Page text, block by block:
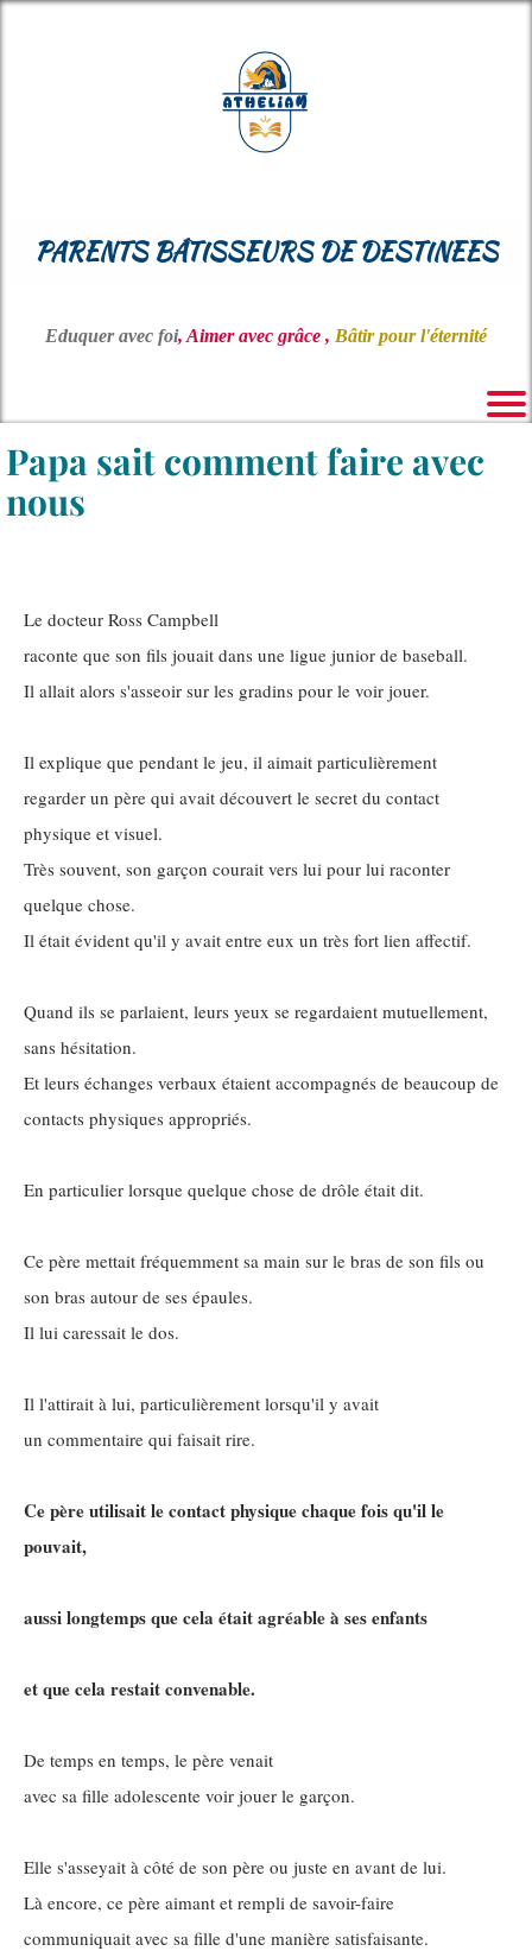
PARENTS BÂTISSEURS DE DESTINEES
Eduquer avec foi, Aimer avec grâce , Bâtir pour l'éternité
Papa sait comment faire avec
nous
Le docteur Ross Campbell
raconte que son fils jouait dans une ligue junior de baseball.
Il allait alors s'asseoir sur les gradins pour le voir jouer.
Il explique que pendant le jeu, il aimait particulièrement
regarder un père qui avait découvert le secret du contact
physique et visuel.
Très souvent, son garçon courait vers lui pour lui raconter
quelque chose.
Il était évident qu'il y avait entre eux un très fort lien affectif.
Quand ils se parlaient, leurs yeux se regardaient mutuellement,
sans hésitation.
Et leurs échanges verbaux étaient accompagnés de beaucoup de
contacts physiques appropriés.
En particulier lorsque quelque chose de drôle était dit.
Ce père mettait fréquemment sa main sur le bras de son fils ou
son bras autour de ses épaules.
Il lui caressait le dos.
Il l'attirait à lui, particulièrement lorsqu'il y avait
un commentaire qui faisait rire.
Ce père utilisait le contact physique chaque fois qu'il le
pouvait,
aussi longtemps que cela était agréable à ses enfants
et que cela restait convenable.
De temps en temps, le père venait
avec sa fille adolescente voir jouer le garçon.
Elle s'asseyait à côté de son père ou juste en avant de lui.
Là encore, ce père aimant et rempli de savoir-faire
communiquait avec sa fille d'une manière satisfaisante.